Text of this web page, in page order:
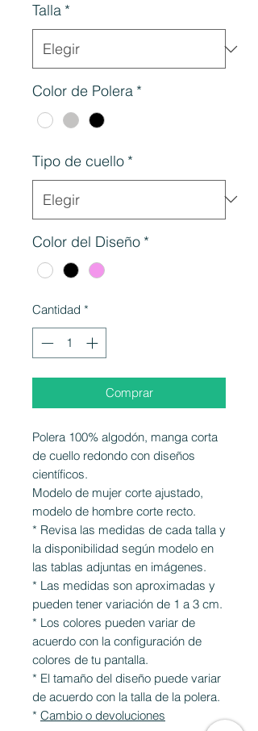
Talla *
Color de Polera *
Tipo de cuello *
Color del Diseño *
Cantidad *
Comprar
Polera 100% algodón, manga corta
de cuello redondo con diseños
científicos.
Modelo de mujer corte ajustado,
modelo de hombre corte recto.
* Revisa las medidas de cada talla y
la disponibilidad según modelo en
las tablas adjuntas en imágenes.
* Las medidas son aproximadas y
pueden tener variación de 1 a 3 cm.
* Los colores pueden variar de
acuerdo con la configuración de
colores de tu pantalla.
* El tamaño del diseño puede variar
de acuerdo con la talla de la polera.
* Cambio o devoluciones